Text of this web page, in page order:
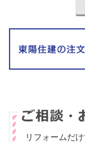
リフォームだ